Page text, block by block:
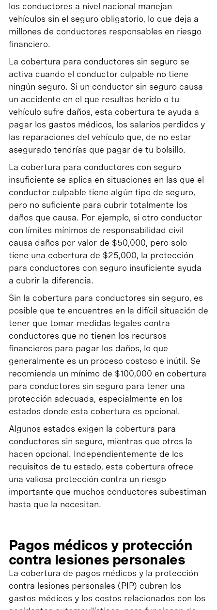
los conductores a nivel nacional manejan
vehículos sin el seguro obligatorio, lo que deja a
millones de conductores responsables en riesgo
financiero.
La cobertura para conductores sin seguro se
activa cuando el conductor culpable no tiene
ningún seguro. Si un conductor sin seguro causa
un accidente en el que resultas herido o tu
vehículo sufre daños, esta cobertura te ayuda a
pagar los gastos médicos, los salarios perdidos y
las reparaciones del vehículo que, de no estar
asegurado tendrías que pagar de tu bolsillo.
La cobertura para conductores con seguro
insuficiente se aplica en situaciones en las que el
conductor culpable tiene algún tipo de seguro,
pero no suficiente para cubrir totalmente los
daños que causa. Por ejemplo, si otro conductor
con límites mínimos de responsabilidad civil
causa daños por valor de $50,000, pero solo
tiene una cobertura de $25,000, la protección
para conductores con seguro insuficiente ayuda
a cubrir la diferencia.
Sin la cobertura para conductores sin seguro, es
posible que te encuentres en la difícil situación de
tener que tomar medidas legales contra
conductores que no tienen los recursos
financieros para pagar los daños, lo que
generalmente es un proceso costoso e inútil. Se
recomienda un mínimo de $100,000 en cobertura
para conductores sin seguro para tener una
protección adecuada, especialmente en los
estados donde esta cobertura es opcional.
Algunos estados exigen la cobertura para
conductores sin seguro, mientras que otros la
hacen opcional. Independientemente de los
requisitos de tu estado, esta cobertura ofrece
una valiosa protección contra un riesgo
importante que muchos conductores subestiman
hasta que la necesitan.
Pagos médicos y protección
contra lesiones personales
La cobertura de pagos médicos y la protección
contra lesiones personales (PIP) cubren los
gastos médicos y los costos relacionados con los